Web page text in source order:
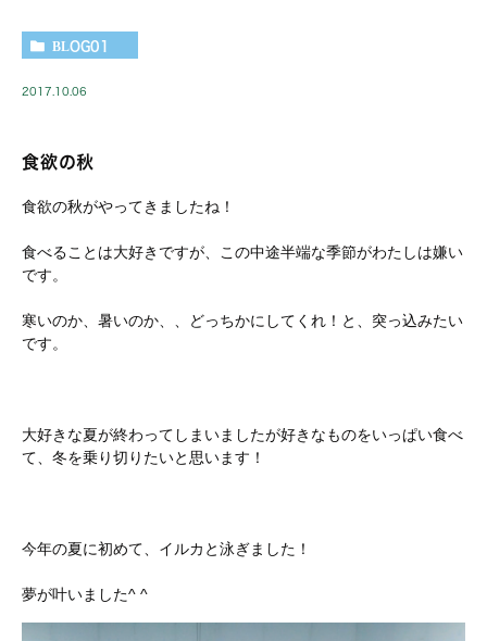
BLOG01
2017.10.06
食欲の秋
食欲の秋がやってきましたね！
食べることは大好きですが、この中途半端な季節がわたしは嫌い
です。
寒いのか、暑いのか、、どっちかにしてくれ！と、突っ込みたい
です。
大好きな夏が終わってしまいましたが好きなものをいっぱい食べ
て、冬を乗り切りたいと思います！
今年の夏に初めて、イルカと泳ぎました！
夢が叶いました^ ^